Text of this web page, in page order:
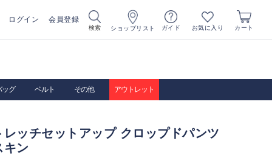
ログイン 会員登録
検索 ショップリスト ガイド お気に入り カート
ッグ ベルト その他 アウトレット
レッチセットアップ クロップドパンツ
キン